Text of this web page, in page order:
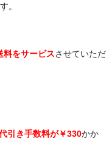
。
料をサービスさせていただ
引き手数料が￥330かか